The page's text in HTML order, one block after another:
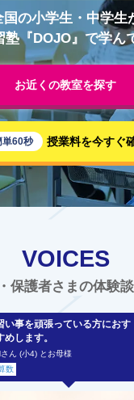
国の小学生・中学生
塾『DOJO』で学ん
お近くの教室を探す
単60秒 授業料を今すぐ
VOICES
保護者さまの体験
い事を頑張っている方におす
めします。
ん (小4) とお母様
数